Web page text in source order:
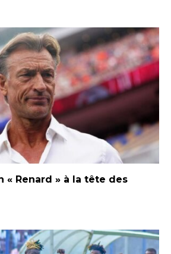
« Renard » à la tête des